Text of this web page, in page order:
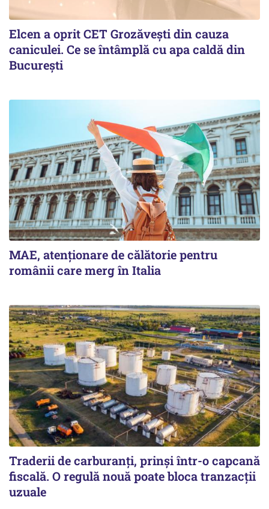
Elcen a oprit CET Grozăvești din cauza
caniculei. Ce se întâmplă cu apa caldă din
București
MAE, atenționare de călătorie pentru
românii care merg în Italia
Traderii de carburanți, prinși într-o capcană
fiscală. O regulă nouă poate bloca tranzacții
uzuale